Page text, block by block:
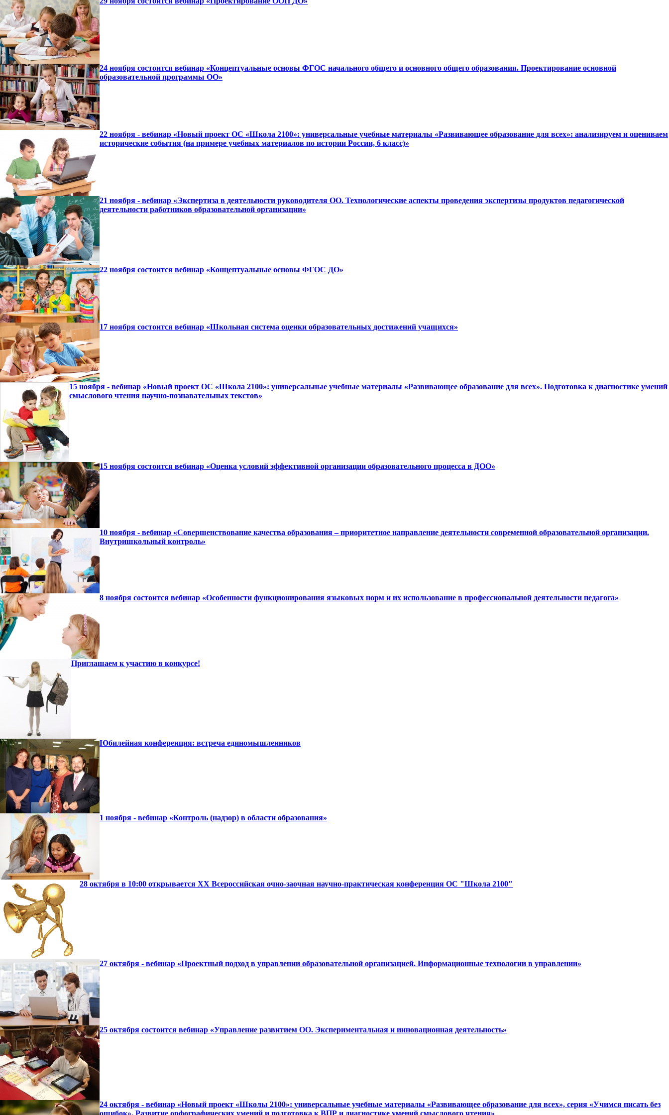
24 ноября состоится вебинар «Концептуальные основы ФГОС начального общего и основного общего образования. Проектирование основной
образовательной программы ОО»
22 ноября - вебинар «Новый проект ОС «Школа 2100»: универсальные учебные материалы «Развивающее образование для всех»: анализируем и оцениваем
исторические события (на примере учебных материалов по истории России, 6 класс)»
21 ноября - вебинар «Экспертиза в деятельности руководителя ОО. Технологические аспекты проведения экспертизы продуктов педагогической
деятельности работников образовательной организации»
22 ноября состоится вебинар «Концептуальные основы ФГОС ДО»
17 ноября состоится вебинар «Школьная система оценки образовательных достижений учащихся»
15 ноября - вебинар «Новый проект ОС «Школа 2100»: универсальные учебные материалы «Развивающее образование для всех». Подготовка к диагностике умений
смыслового чтения научно-познавательных текстов»
15 ноября состоится вебинар «Оценка условий эффективной организации образовательного процесса в ДОО»
10 ноября - вебинар «Совершенствование качества образования – приоритетное направление деятельности современной образовательной организации.
Внутришкольный контроль»
8 ноября состоится вебинар «Особенности функционирования языковых норм и их использование в профессиональной деятельности педагога»
Приглашаем к участию в конкурсе!
Юбилейная конференция: встреча единомышленников
1 ноября - вебинар «Контроль (надзор) в области образования»
28 октября в 10:00 открывается ХХ Всероссийская очно-заочная научно-практическая конференция ОС "Школа 2100"
27 октября - вебинар «Проектный подход в управлении образовательной организацией. Информационные технологии в управлении»
25 октября состоится вебинар «Управление развитием ОО. Экспериментальная и инновационная деятельность»
24 октября - вебинар «Новый проект «Школы 2100»: универсальные учебные материалы «Развивающее образование для всех», серия «Учимся писать без
ошибок». Развитие орфографических умений и подготовка к ВПР и диагностике умений смыслового чтения»